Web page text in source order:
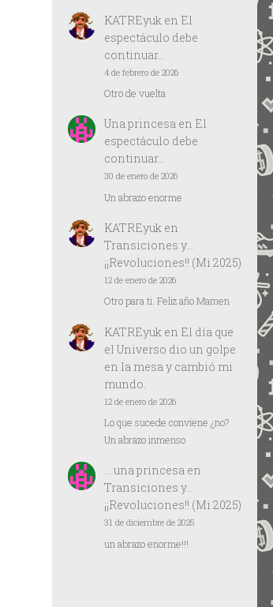
KATREyuk en El
espectáculo debe
continuar…
4 de febrero de 2026
Otro de vuelta
Una princesaen El
espectáculo debe
continuar…
30 de enero de 2026
Un abrazo enorme
KATREyuken
Transiciones y…
¡¡Revoluciones!! (Mi 2025)
12 de enero de 2026
Otro para ti. Feliz año Mamen
KATREyuk en El día que
el Universo dio un golpe
en la mesa y cambió mi
mundo.
12 de enero de 2026
Lo que sucede conviene ¿no?
Un abrazo inmenso
… una princesaen
Transiciones y…
¡¡Revoluciones!! (Mi 2025)
31 de diciembre de 2025
un abrazo enorme!!!